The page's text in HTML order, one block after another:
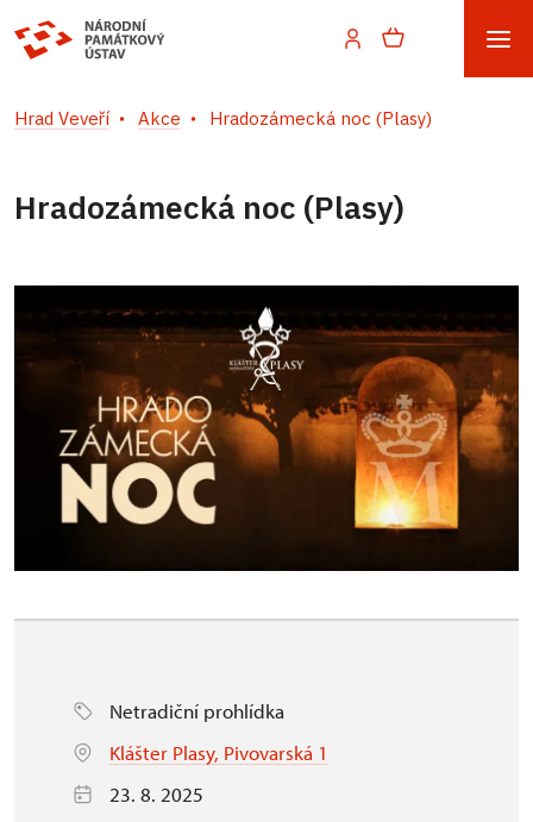
Hrad Veveří Akce Hradozámecká noc (Plasy)
Hradozámecká noc (Plasy)
Netradiční prohlídka
Klášter Plasy, Pivovarská 1
23. 8. 2025